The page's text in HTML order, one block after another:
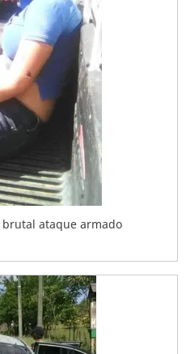
ataque armado